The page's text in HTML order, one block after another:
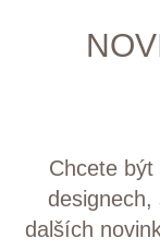
Chcete
designech,
dalších